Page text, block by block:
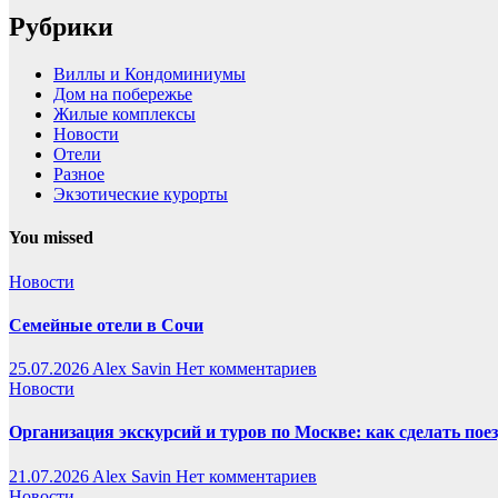
Рубрики
Виллы и Кондоминиумы
Дом на побережье
Жилые комплексы
Новости
Отели
Разное
Экзотические курорты
You missed
Новости
Семейные отели в Сочи
25.07.2026 Alex Savin Нет комментариев
Новости
Организация экскурсий и туров по Москве: как сделать
21.07.2026 Alex Savin Нет комментариев